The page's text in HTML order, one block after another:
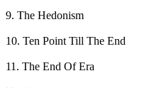
9. The Hedonism
10. Ten Point Till The End
11. The End Of Era